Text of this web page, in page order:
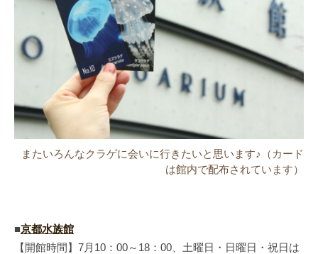
またいろんなクラゲに会いに行きたいと思います♪（カード
は館内で配布されています）
■京都水族館
【開館時間】7月10：00～18：00、土曜日・日曜日・祝日は